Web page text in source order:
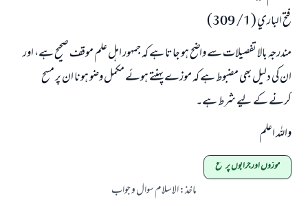
فتح الباري (1/ 309)
مندرجہ بالا تفصیلات سے واضح ہو جاتا ہے کہ جمہور اہل علم موقف صحیح ہے، اور
ان کی دلیل بھی مضبوط ہے کہ موزے پہنتے ہوئے مکمل وضو ہونا ان پر مسح
کرنے کے لیے شرط ہے۔
واللہ اعلم
موزوں اور جرابوں پر مسح
ماخذ:الاسلام سوال و جواب